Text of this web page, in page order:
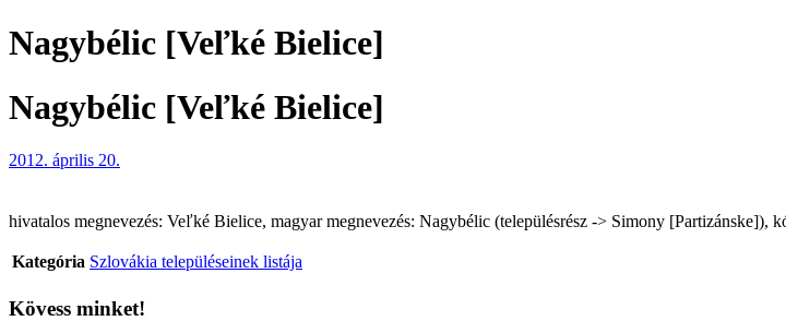
Nagybélic [Veľké Bielice]
Nagybélic [Veľké Bielice]
2012. április 20.
hivatalos megnevezés: Veľké Bielice, magyar megnevezés: Nagybélic (településrész -> Simony
Kategória Szlovákia településeinek listája
Kövess minket!